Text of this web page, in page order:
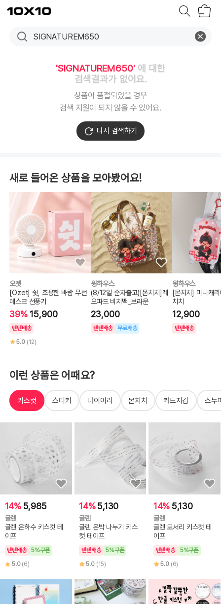
텐
바
'SIGNATUREM650'에 대한
검색결과가 없어요.
상품이 품절되었을 경우
검색 지원이 되지 않을 수 있어요.
다시 검색하기
새로 들어온 상품을 모아봤어요!
오젯
[Ozet] 쉿, 조용한 바람 무선
데스크 선풍기
39% 15,900
텐텐배송
5.0 (12)
윙하우스
(8/12일 순차출고)[몬치치]레
오파드 비치백_브라운
23,000
텐텐배송 무료배송
윙하우스
[몬치치] 미니캐리
치치
12,900
텐텐배송
이런 상품은 어때요?
키스컷 스티커 다이어리 몬치치 카드지갑 스누
14% 5,985
글렌
글렌 은하수 키스컷 테
이프
텐텐배송
5%쿠폰
5.0 (6)
14% 5,130
글렌
글렌 은박 나누기 키스
컷 테이프
텐텐배송
5%쿠폰
5.0 (15)
14% 5,130
글렌
글렌 모서리 키스컷 테
이프
텐텐배송
5%쿠폰
5.0 (6)